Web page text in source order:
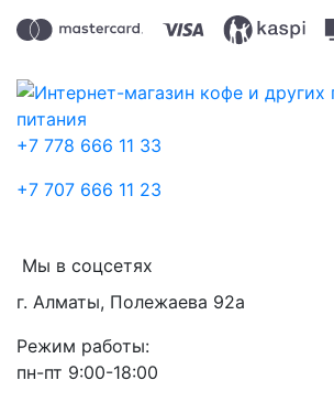
+7 778 666 11 33
+7 707 666 11 23
Мы в соцсетях
г. Алматы, Полежаева 92а
Режим работы:
пн-пт 9:00-18:00